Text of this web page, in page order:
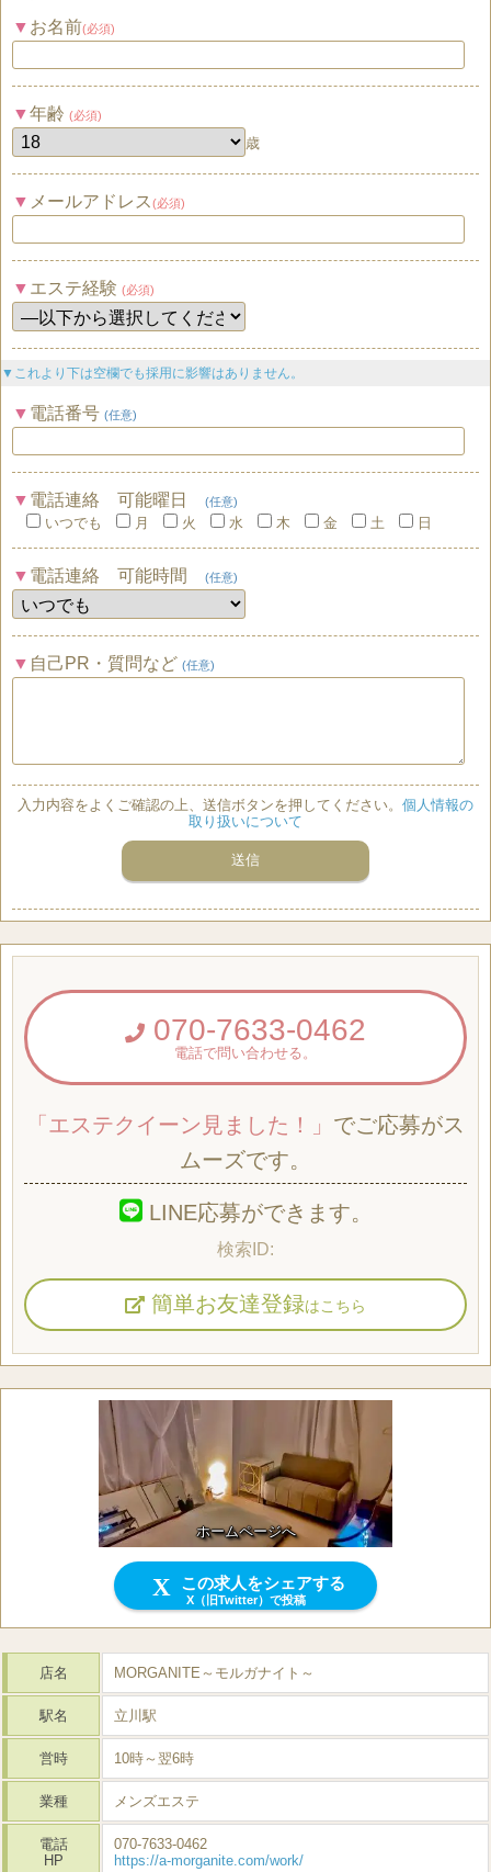
お名前(必須)
年齢 (必須)
歳
メールアドレス (必須)
エステ経験 (必須)
▼これより下は空欄でも採用に影響はありません。
電話番号 (任意)
電話連絡 可能曜日 (任意)
いつでも 月 火 水 木 金 土 日
電話連絡 可能時間 (任意)
自己PR・質問など (任意)
入力内容をよくご確認の上、送信ボタンを押してください。 個人情報の
取り扱いについて
070-7633-0462
電話で問い合わせる。
「エステクイーン見ました！」 でご応募がス
ムーズです。
LINE応募ができます。
簡単お友達登録はこちら
ホームページへ
この求人をシェアする
X（旧Twitter）で投稿
店名 MORGANITE～モルガナイト～
駅名 立川駅
営時 10時～翌6時
業種 メンズエステ
電話
HP
070-7633-0462
https://a-morganite.com/work/